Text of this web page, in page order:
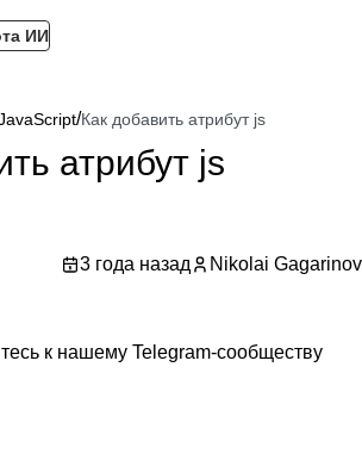
ИИ
/Как добавить атрибут js
атрибут js
3 года назад Nikolai Gagarinov
к нашему Telegram-сообществу